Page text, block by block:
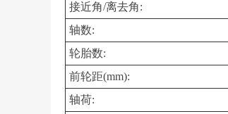
接近角/离去角:
轴数:
轮胎数:
前轮距(mm):
轴荷: